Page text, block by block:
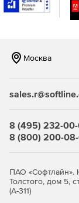
Москва
8 (495) 232-
8 (800) 200-
ПАО «Софтлайн».
Толстого, дом 5,
(А-311)